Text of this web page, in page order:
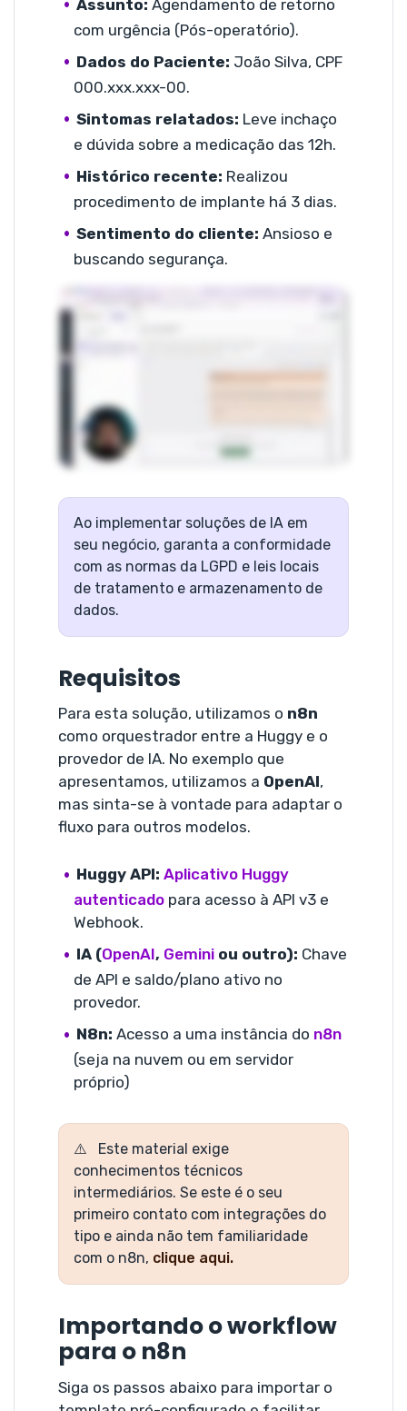
Assunto: Agendamento de retorno
com urgência (Pós-operatório).
Dados do Paciente: João Silva, CPF
000.xxx.xxx-00.
Sintomas relatados: Leve inchaço
e dúvida sobre a medicação das 12h.
Histórico recente: Realizou
procedimento de implante há 3 dias.
Sentimento do cliente: Ansioso e
buscando segurança.
Ao implementar soluções de IA em
seu negócio, garanta a conformidade
com as normas da LGPD e leis locais
de tratamento e armazenamento de
dados.
Requisitos
Para esta solução, utilizamos o n8n
como orquestrador entre a Huggy e o
provedor de IA. No exemplo que
apresentamos, utilizamos a OpenAI,
mas sinta-se à vontade para adaptar o
fluxo para outros modelos.
Huggy API: Aplicativo Huggy
autenticado para acesso à API v3 e
Webhook.
IA (OpenAI, Gemini ou outro): Chave
de API e saldo/plano ativo no
provedor.
N8n: Acesso a uma instância do n8n
(seja na nuvem ou em servidor
próprio)
Este material exige
conhecimentos técnicos
intermediários. Se este é o seu
primeiro contato com integrações do
tipo e ainda não tem familiaridade
com o n8n, clique aqui.
Importando o workflow
para o n8n
Siga os passos abaixo para importar o